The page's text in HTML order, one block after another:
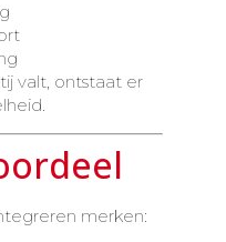
valt, ontstaat er
merken: